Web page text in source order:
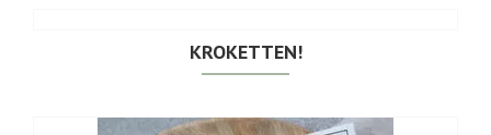
KROKETTEN!